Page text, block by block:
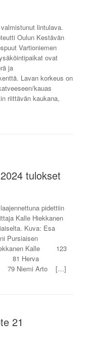
lintulava.
Oulun Kestävän
Vartioniemen
ovat
ja
Lavan korkeus on
kauas
riittävän kaukana,
tulokset
pidettiin
Kalle Hiekkanen
Kuva: Esa
Pursiaisen
Kalle 123
Herva
Niemi Arto […]
21